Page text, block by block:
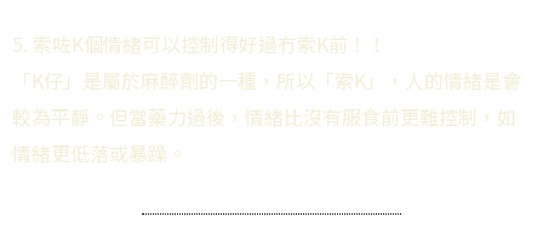
5. 索咗K個情緒可以控制得好過冇索K前！！
「K仔」是屬於麻醉劑的一種，所以「索K」，人的情緒是會
較為平靜。但當藥力過後，情緒比沒有服食前更難控制，如
情緒更低落或暴躁。